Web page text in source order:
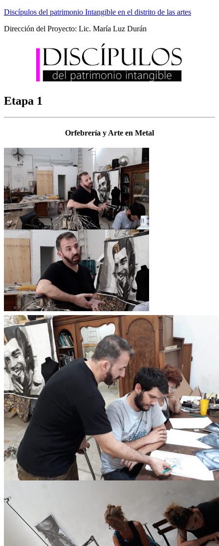
Discípulos del patrimonio Intangible en el distrito de las artes
Dirección del Proyecto: Lic. María Luz Durán
Etapa 1
Orfebrería y Arte en Metal